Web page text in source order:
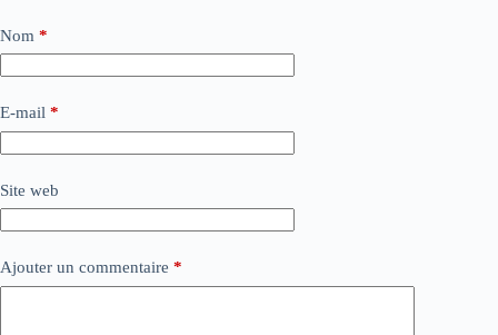
Nom *
E-mail *
Site web
Ajouter un commentaire *